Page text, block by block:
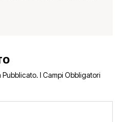
Pubblicato. I Campi Obbligatori